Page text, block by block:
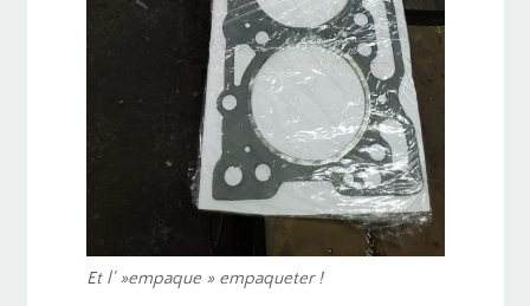
Et l' »empaque » empaqueter !